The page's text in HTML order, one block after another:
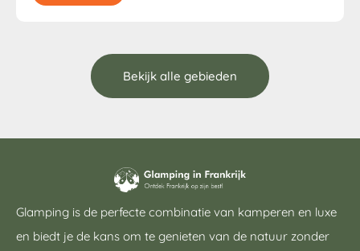
Bekijk alle gebieden
Glamping is de perfecte combinatie van kamperen en luxe
en biedt je de kans om te genieten van de natuur zonder